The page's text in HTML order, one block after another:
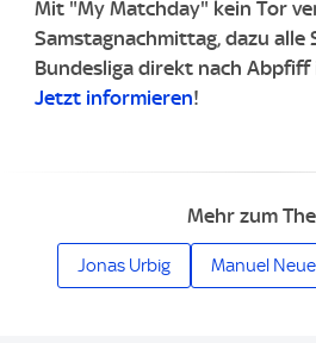
Mit "My Matchday" kein Tor
Samstagnachmittag, dazu alle
Bundesliga direkt nach Abpfiff
Jetzt informieren!
Mehr zum
Jonas Urbig Manuel